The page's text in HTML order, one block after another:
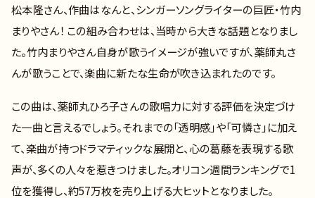
松本隆さん、作曲はなんと、シンガーソングライターの巨匠・竹内
まりやさん！ この組み合わせは、当時から大きな話題となりまし
た。竹内まりやさん自身が歌うイメージが強いですが、薬師丸さ
んが歌うことで、楽曲に新たな生命が吹き込まれたのです。
この曲は、薬師丸ひろ子さんの歌唱力に対する評価を決定づけ
た一曲と言えるでしょう。それまでの「透明感」や「可憐さ」に加え
て、楽曲が持つドラマティックな展開と、心の葛藤を表現する歌
声が、多くの人々を惹きつけました。オリコン週間ランキングで1
位を獲得し、約57万枚を売り上げる大ヒットとなりました。